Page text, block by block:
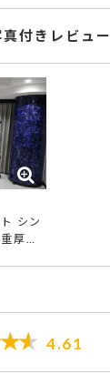
真付きレビュー
シン
厚
4.61